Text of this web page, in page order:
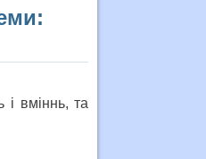
і вміннь, та